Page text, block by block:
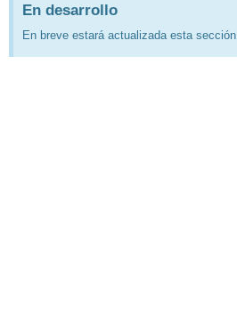
En desarrollo
En breve estará actualizada esta sección.